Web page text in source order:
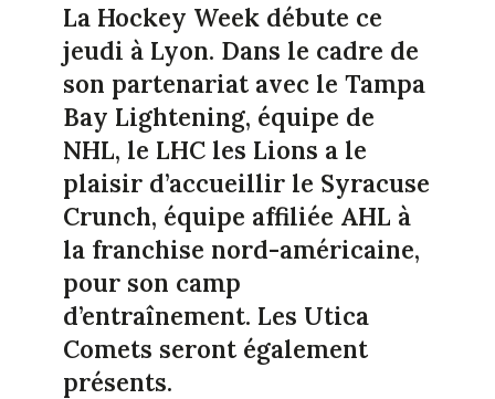
La Hockey Week débute ce
jeudi à Lyon. Dans le cadre de
son partenariat avec le Tampa
Bay Lightening, équipe de
NHL, le LHC les Lions a le
plaisir d’accueillir le Syracuse
Crunch, équipe affiliée AHL à
la franchise nord-américaine,
pour son camp
d’entraînement. Les Utica
Comets seront également
présents.